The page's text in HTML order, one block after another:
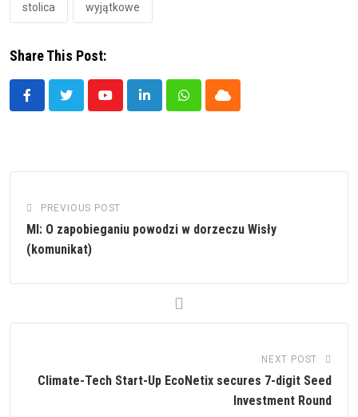
stolica wyjątkowe
Share This Post:
YoutubeLinkedInWhatsappCloud
PREVIOUS POST
MI: O zapobieganiu powodzi w dorzeczu Wisły
(komunikat)
NEXT POST
Climate-Tech Start-Up EcoNetix secures 7-digit Seed
Investment Round